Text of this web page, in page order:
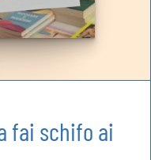
fai schifo ai